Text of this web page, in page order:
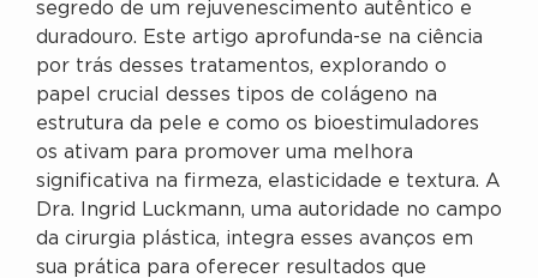
segredo de um rejuvenescimento autêntico e
duradouro. Este artigo aprofunda-se na ciência
por trás desses tratamentos, explorando o
papel crucial desses tipos de colágeno na
estrutura da pele e como os bioestimuladores
os ativam para promover uma melhora
significativa na firmeza, elasticidade e textura. A
Dra. Ingrid Luckmann, uma autoridade no campo
da cirurgia plástica, integra esses avanços em
sua prática para oferecer resultados que